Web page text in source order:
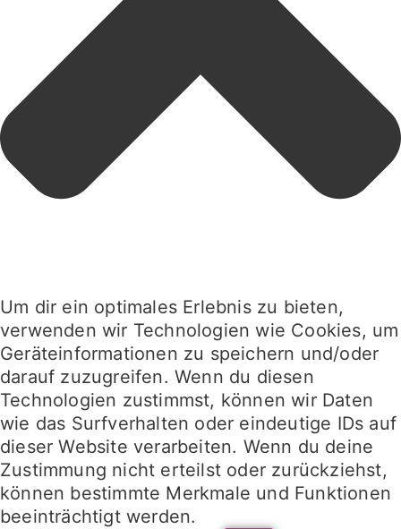
Um dir ein optimales Erlebnis zu bieten,
verwenden wir Technologien wie Cookies, um
Geräteinformationen zu speichern und/oder
darauf zuzugreifen. Wenn du diesen
Technologien zustimmst, können wir Daten
wie das Surfverhalten oder eindeutige IDs auf
dieser Website verarbeiten. Wenn du deine
Zustimmung nicht erteilst oder zurückziehst,
können bestimmte Merkmale und Funktionen
beeinträchtigt werden.